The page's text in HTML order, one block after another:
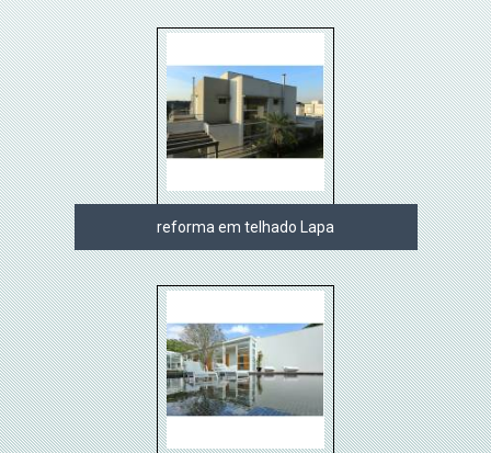
reforma em telhado Lapa